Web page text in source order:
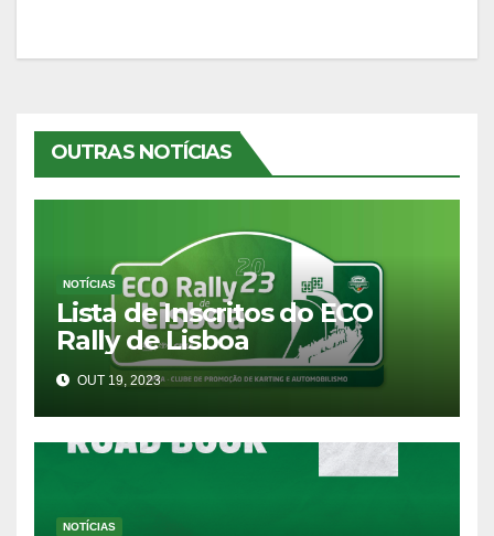
artigos
OUTRAS NOTÍCIAS
NOTÍCIAS
Lista de Inscritos do ECO
Rally de Lisboa
OUT 19, 2023
NOTÍCIAS